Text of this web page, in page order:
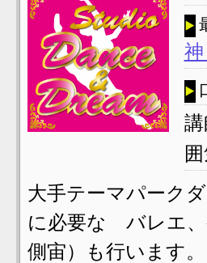
大手テーマパーク
に必要な バレエ、
側宙）も行います